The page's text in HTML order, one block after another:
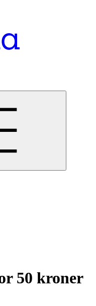
50 kroner